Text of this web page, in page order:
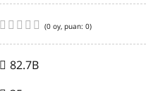
(0 oy, puan: 0)
82.7B